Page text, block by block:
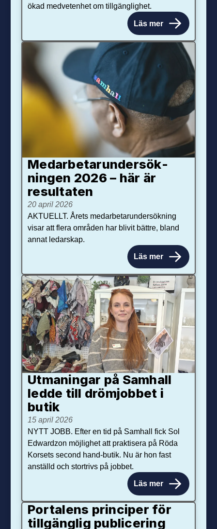
ökad medvetenhet om tillgänglighet.
Läs mer
Medarbetar­under­sök­
ningen 2026 – här är
resultaten
20 april 2026
AKTUELLT. Årets medarbetarundersökning
visar att flera områden har blivit bättre, bland
annat ledarskap.
Läs mer
Utmaningar på Sam­hall
ledde till dröm­jobbet i
butik
15 april 2026
NYTT JOBB. Efter en tid på Samhall fick Sol
Edwardzon möjlighet att praktisera på Röda
Korsets second hand-butik. Nu är hon fast
anställd och stortrivs på jobbet.
Läs mer
Portalens principer för
tillgänglig publicering